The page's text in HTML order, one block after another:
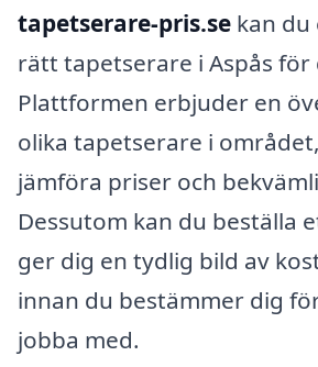
tapetserare-pris.se kan
rätt tapetserare i Aspås
Plattformen erbjuder en
olika tapetserare i
jämföra priser och
Dessutom kan du beställa
ger dig en tydlig bild av
innan du bestämmer dig
jobba med.